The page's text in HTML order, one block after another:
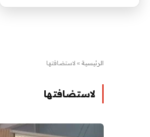
الرئيسية » لاستضافتها
لاستضافتها